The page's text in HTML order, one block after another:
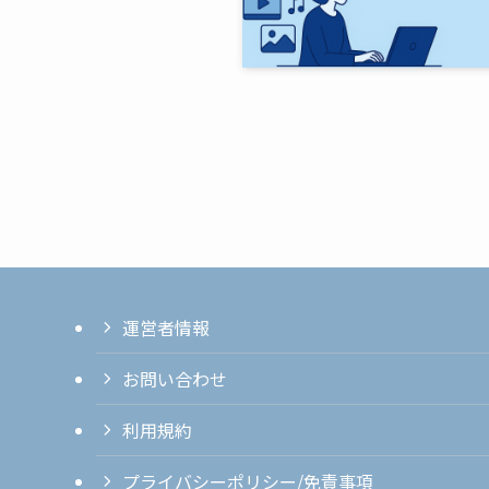
運営者情報
お問い合わせ
利用規約
プライバシーポリシー/免責事項